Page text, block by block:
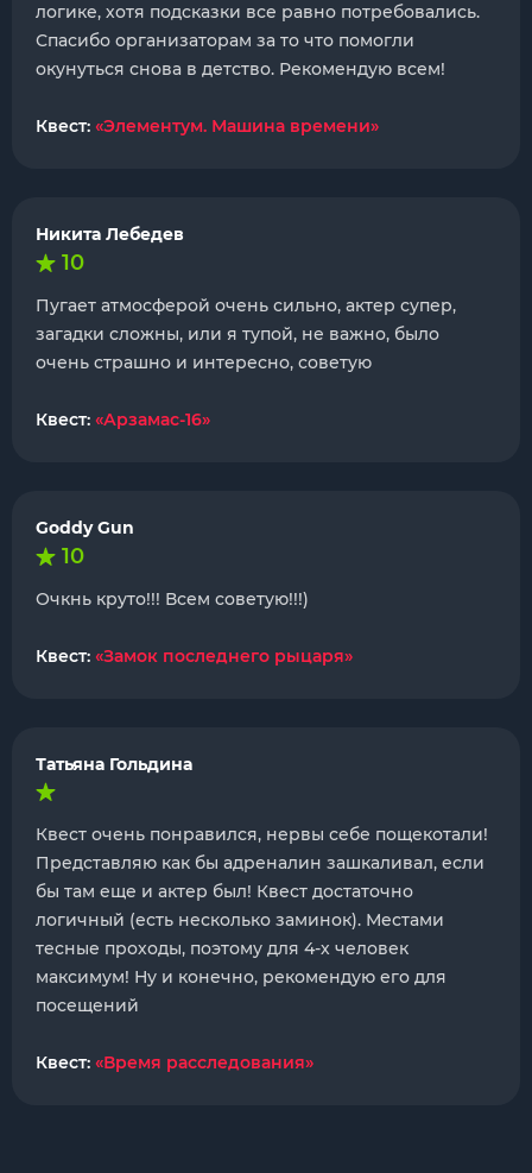
логике, хотя подсказки все равно потребовались.
Спасибо организаторам за то что помогли
окунуться снова в детство. Рекомендую всем!
Квест: «Элементум. Машина времени»
Никита Лебедев
10
Пугает атмосферой очень сильно, актер супер,
загадки сложны, или я тупой, не важно, было
очень страшно и интересно, советую
Квест: «Арзамас-16»
Goddy Gun
10
Очкнь круто!!! Всем советую!!!)
Квест: «Замок последнего рыцаря»
Татьяна Гольдина
Квест очень понравился, нервы себе пощекотали!
Представляю как бы адреналин зашкаливал, если
бы там еще и актер был! Квест достаточно
логичный (есть несколько заминок). Местами
тесные проходы, поэтому для 4-х человек
максимум! Ну и конечно, рекомендую его для
посещений
Квест: «Время расследования»